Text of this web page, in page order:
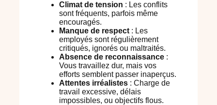
Climat de tension : Les conflits
sont fréquents, parfois même
encouragés.
Manque de respect : Les
employés sont régulièrement
critiqués, ignorés ou maltraités.
Absence de reconnaissance :
Vous travaillez dur, mais vos
efforts semblent passer inaperçus.
Attentes irréalistes : Charge de
travail excessive, délais
impossibles, ou objectifs flous.